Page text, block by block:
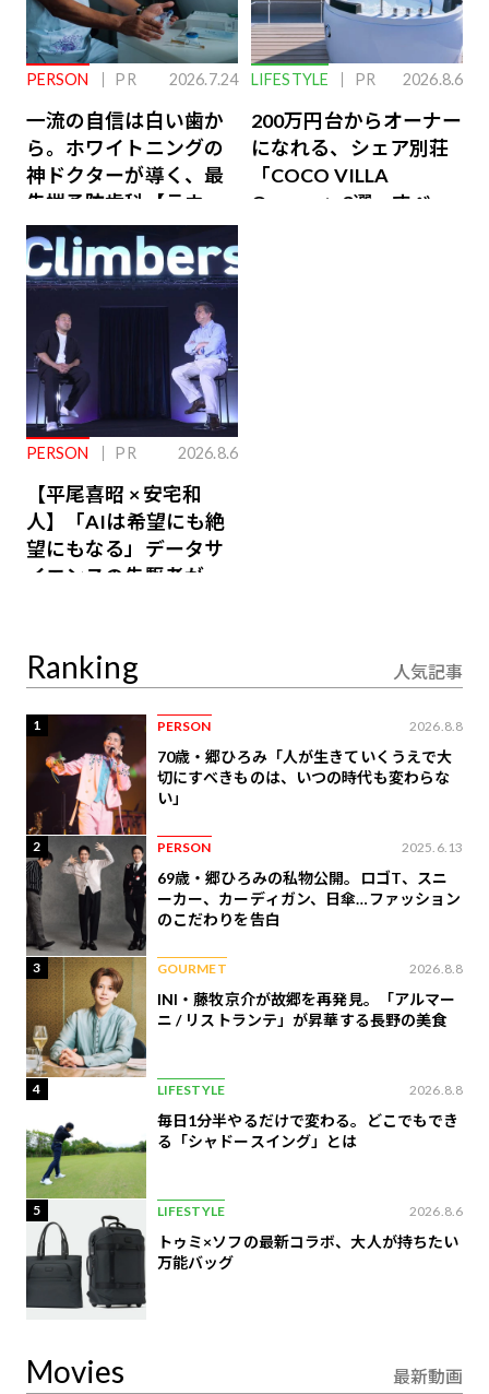
PERSON PR 2026.7.24
一流の自信は白い歯か
ら。ホワイトニングの
神ドクターが導く、最
先端予防歯科【ラウン
ジ会員特典あり】
LIFESTYLE PR 2026.8.6
200万円台からオーナー
になれる、シェア別荘
「COCO VILLA
Owners」3選。すべて
PERSON PR 2026.8.6
【平尾喜昭 × 安宅和
人】「AIは希望にも絶
望にもなる」データサ
イエンスの先駆者が語
Ranking 人気記事
1 PERSON 2026.8.8
70歳・郷ひろみ「人が生きていくうえで大
切にすべきものは、いつの時代も変わらな
い」
2 PERSON 2025.6.13
69歳・郷ひろみの私物公開。ロゴT、スニ
ーカー、カーディガン、日傘…ファッション
のこだわりを告白
3 GOURMET 2026.8.8
INI・藤牧京介が故郷を再発見。「アルマー
ニ / リストランテ」が昇華する長野の美食
4 LIFESTYLE 2026.8.8
毎日1分半やるだけで変わる。どこでもでき
る「シャドースイング」とは
5 LIFESTYLE 2026.8.6
トゥミ×ソフの最新コラボ、大人が持ちたい
万能バッグ
Movies 最新動画